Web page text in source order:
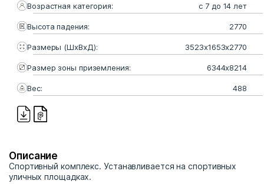
Возрастная категория: с 7 до 14 лет
Высота падения: 2770
Размеры (ШхВхД): 3523х1653х2770
Размер зоны приземления: 6344х8214
Вес: 488
Описание
Спортивный комплекс. Устанавливается на спортивных
уличных площадках.